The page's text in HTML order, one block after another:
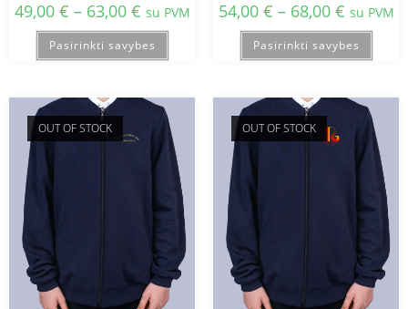
49,00 € – 63,00 € su PVM
Pasirinkti savybes
54,00 € – 68,00 € su PVM
Pasirinkti savybes
OUT OF STOCK OUT OF STOCK